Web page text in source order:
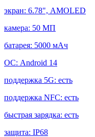
экран: 6.78", AMOLED
камера: 50 МП
батарея: 5000 мАч
ОС: Android 14
поддержка 5G: есть
поддержка NFC: есть
быстрая зарядка: есть
защита: IP68